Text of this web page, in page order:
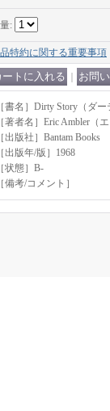
:
特約に関する重要事項
［書名］Dirty Story（ダ
［著者名］Eric Ambler（
［出版社］Bantam Books
［出版年/版］1968
［状態］B-
［備考/コメント］